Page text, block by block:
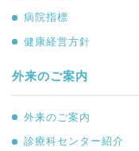
病院指標
健康経営方針
外来のご案内
外来のご案内
診療科センター紹介